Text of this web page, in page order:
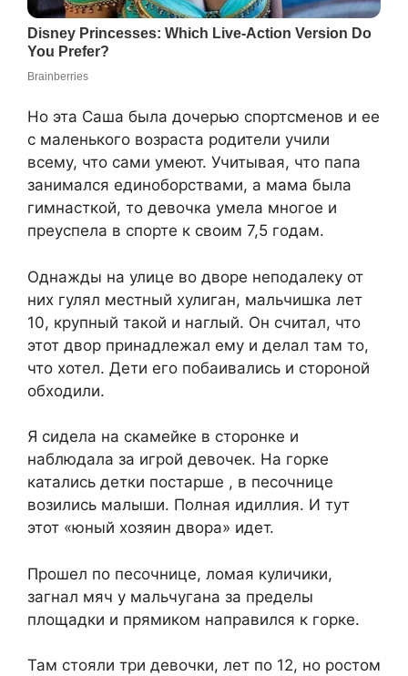
Но эта Саша была дочерью спортсменов и ее
с маленького возраста родители учили
всему, что сами умеют. Учитывая, что папа
занимался единоборствами, а мама была
гимнасткой, то девочка умела многое и
преуспела в спорте к своим 7,5 годам.
Однажды на улице во дворе неподалеку от
них гулял местный хулиган, мальчишка лет
10, крупный такой и наглый. Он считал, что
этот двор принадлежал ему и делал там то,
что хотел. Дети его побаивались и стороной
обходили.
Я сидела на скамейке в сторонке и
наблюдала за игрой девочек. На горке
катались детки постарше , в песочнице
возились малыши. Полная идиллия. И тут
этот «юный хозяин двора» идет.
Прошел по песочнице, ломая куличики,
загнал мяч у мальчугана за пределы
площадки и прямиком направился к горке.
Там стояли три девочки, лет по 12, но ростом